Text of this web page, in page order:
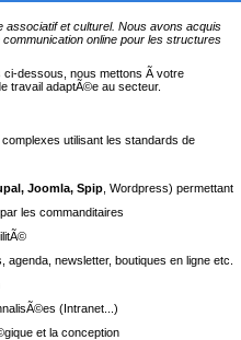
associatif et culturel. Nous avons acquis
online pour les structures
dessous, nous mettons Ã votre
travail adaptÃ©e au secteur.
utilisant les standards de
Joomla, Spip , Wordpress) permettant
les commanditaires
newsletter, boutiques en ligne etc.
(Intranet...)
et la conception